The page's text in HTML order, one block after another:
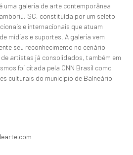
uma galeria de arte contemporânea
SC, constituída por um seleto
e internacionais que atuam
mídias e suportes. A galeria vem
seu reconhecimento no cenário
artistas já consolidados, também em
foi citada pela CNN Brasil como
culturais do município de Balneário